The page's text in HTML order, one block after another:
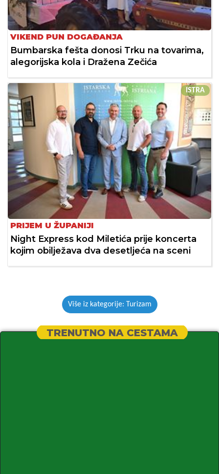
VIKEND PUN DOGAĐANJA
Bumbarska fešta donosi Trku na tovarima,
alegorijska kola i Dražena Zečića
ISTRA
PRIJEM U ŽUPANIJI
Night Express kod Miletića prije koncerta
kojim obilježava dva desetljeća na sceni
Više iz kategorije: Turizam
TRENUTNO NA CESTAMA